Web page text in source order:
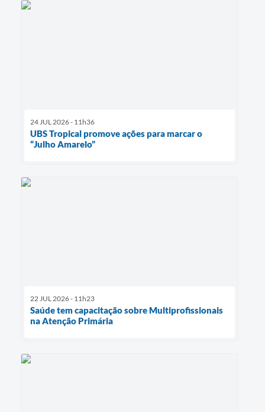
24 JUL 2026 - 11h36
UBS Tropical promove ações para marcar o
“Julho Amarelo”
22 JUL 2026 - 11h23
Saúde tem capacitação sobre Multiprofissionais
na Atenção Primária